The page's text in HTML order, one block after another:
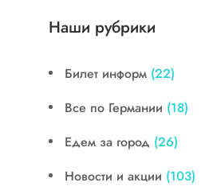
Наши рубрики
Билет информ (22)
Все по Германии (18)
Едем за город (26)
Новости и акции (103)